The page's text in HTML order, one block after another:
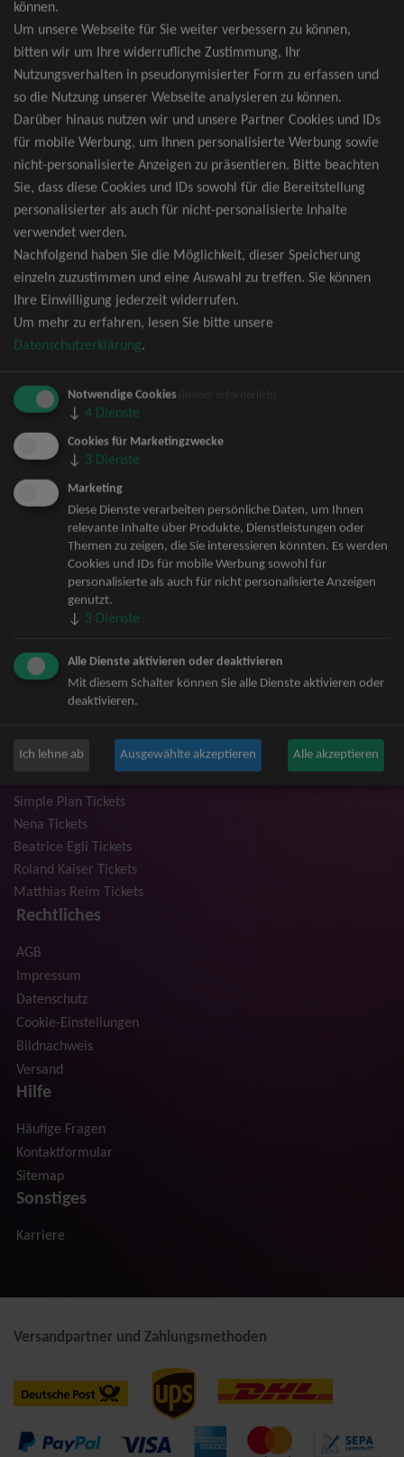
wider Erwarten doch nicht verfügbar
sein, erhalten Sie von uns Tickets für die
nächst bessere Kategorie. Und das
kostenfrei und völlig automatisch.
TOP-Events
André Rieu Tickets
David Garrett Tickets
Andrea Berg Tickets
Backstreet Boys Tickets
Unheilig Tickets
Santiano Tickets
Bryan Adams Tickets
Andreas Gabalier Tickets
Die Fantastischen Vier Tickets
Herbert Grönemeyer Tickets
Deep Purple Tickets
Howard Carpendale Tickets
Jan Delay & Disko No.1 Tickets
Pur Tickets
Bob Dylan Tickets
Mark Forster Tickets
The Prodigy Tickets
Niedeckens BAP Tickets
Judas Priest Tickets
Trailerpark & Friends Tickets
Simple Plan Tickets
Nena Tickets
Beatrice Egli Tickets
Roland Kaiser Tickets
Matthias Reim Tickets
Rechtliches
AGB
Impressum
Datenschutz
Cookie-Einstellungen
Bildnachweis
Versand
Hilfe
Häufige Fragen
Kontaktformular
Sitemap
Sonstiges
Karriere
Versandpartner und Zahlungsmethoden
können.
Um unsere Webseite für Sie weiter verbessern zu können,
bitten wir um Ihre widerrufliche Zustimmung, Ihr
Nutzungsverhalten in pseudonymisierter Form zu erfassen und
so die Nutzung unserer Webseite analysieren zu können.
Darüber hinaus nutzen wir und unsere Partner Cookies und IDs
für mobile Werbung, um Ihnen personalisierte Werbung sowie
nicht-personalisierte Anzeigen zu präsentieren. Bitte beachten
Sie, dass diese Cookies und IDs sowohl für die Bereitstellung
personalisierter als auch für nicht-personalisierte Inhalte
verwendet werden.
Nachfolgend haben Sie die Möglichkeit, dieser Speicherung
einzeln zuzustimmen und eine Auswahl zu treffen. Sie können
Ihre Einwilligung jederzeit widerrufen.
Um mehr zu erfahren, lesen Sie bitte unsere
Datenschutzerklärung.
Notwendige Cookies
↓ 4 Dienste
Cookies für Marketingzwecke
↓ 3 Dienste
Marketing
Diese Dienste verarbeiten persönliche Daten, um Ihnen
relevante Inhalte über Produkte, Dienstleistungen oder
Themen zu zeigen, die Sie interessieren könnten. Es werden
Cookies und IDs für mobile Werbung sowohl für
personalisierte als auch für nicht personalisierte Anzeigen
genutzt.
↓ 3 Dienste
Alle Dienste aktivieren oder deaktivieren
Mit diesem Schalter können Sie alle Dienste aktivieren oder
deaktivieren.
Ich lehne ab Ausgewählte akzeptieren Alle akzeptieren